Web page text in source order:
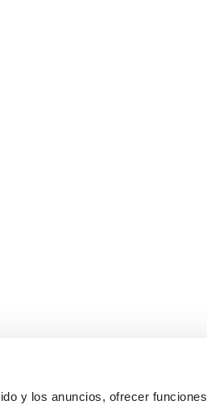
y los anuncios, ofrecer funciones